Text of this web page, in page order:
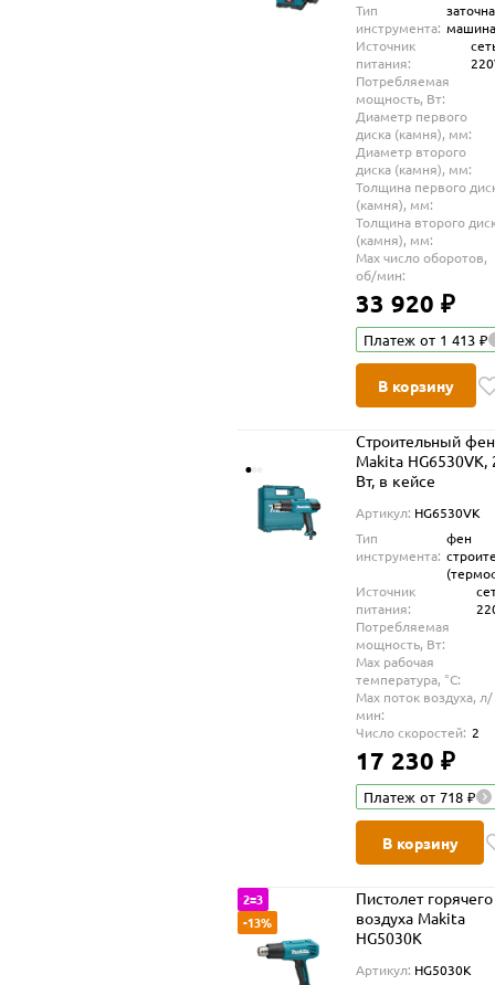
Тип
инструмента:
Источник
питания:
Потребляемая
мощность, Вт:
Диаметр первого
диска (камня), мм:
Диаметр второго
диска (камня), мм:
Толщина первого
(камня), мм:
Толщина второго
(камня), мм:
Max число оборотов,
об/мин:
33 920 ₽
Платеж от 1 413 ₽
В корзину
Строительный фен
Makita HG6530VK,
Вт, в кейсе
Артикул: HG6530VK
Тип
инструмента:
фен
Источник
питания:
Потребляемая
мощность, Вт:
Max рабочая
температура, °С:
Max поток воздуха, л/
мин:
Число скоростей: 2
17 230 ₽
Платеж от 718 ₽
В корзину
2=3
-13%
Пистолет горячего
воздуха Makita
HG5030K
Артикул: HG5030K